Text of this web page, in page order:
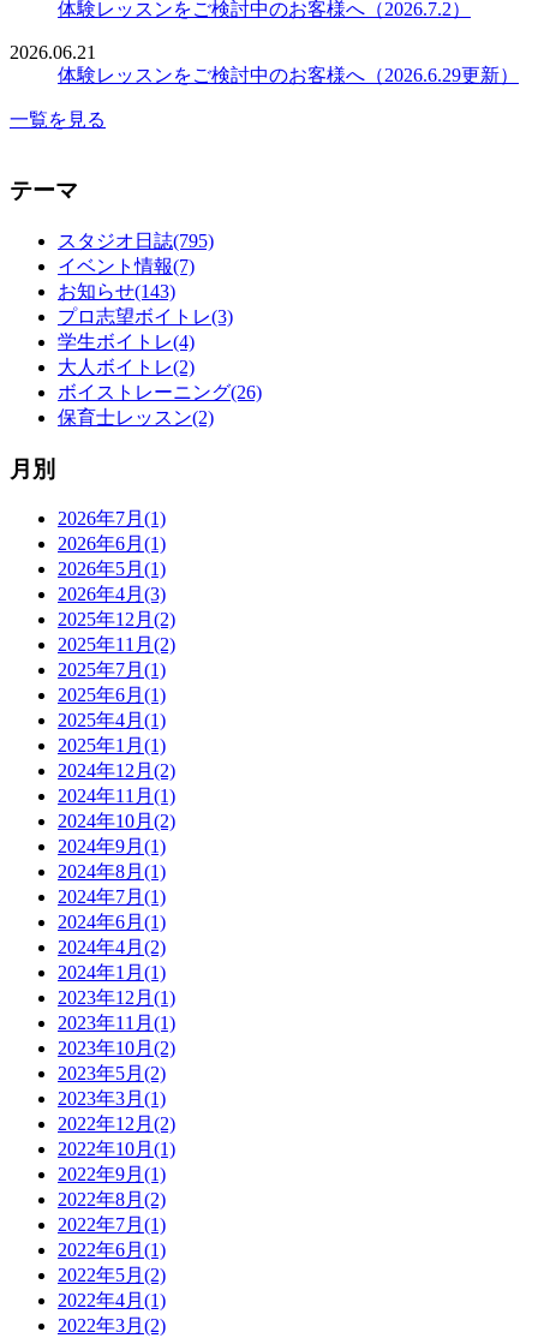
体験レッスンをご検討中のお客様へ（2026.7.2）
2026.06.21
体験レッスンをご検討中のお客様へ（2026.6.29更新）
一覧を見る
テーマ
スタジオ日誌(795)
イベント情報(7)
お知らせ(143)
プロ志望ボイトレ(3)
学生ボイトレ(4)
大人ボイトレ(2)
ボイストレーニング(26)
保育士レッスン(2)
月別
2026年7月(1)
2026年6月(1)
2026年5月(1)
2026年4月(3)
2025年12月(2)
2025年11月(2)
2025年7月(1)
2025年6月(1)
2025年4月(1)
2025年1月(1)
2024年12月(2)
2024年11月(1)
2024年10月(2)
2024年9月(1)
2024年8月(1)
2024年7月(1)
2024年6月(1)
2024年4月(2)
2024年1月(1)
2023年12月(1)
2023年11月(1)
2023年10月(2)
2023年5月(2)
2023年3月(1)
2022年12月(2)
2022年10月(1)
2022年9月(1)
2022年8月(2)
2022年7月(1)
2022年6月(1)
2022年5月(2)
2022年4月(1)
2022年3月(2)